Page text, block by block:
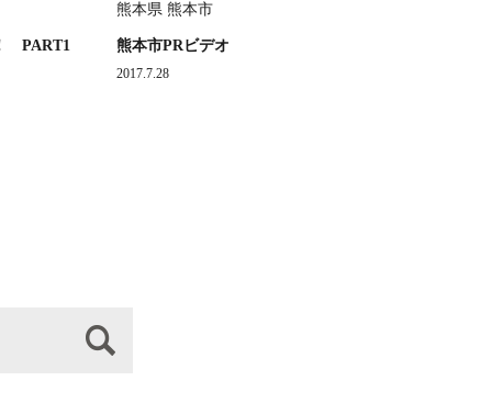
PART1
熊本県 熊本市
熊本市PRビデオ
2017.7.28